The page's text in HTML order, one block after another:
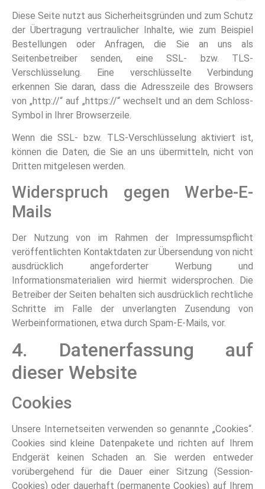
Diese Seite nutzt aus Sicherheitsgründen und zum Schutz
der Übertragung vertraulicher Inhalte, wie zum Beispiel
Bestellungen oder Anfragen, die Sie an uns als
Seitenbetreiber senden, eine SSL- bzw. TLS-
Verschlüsselung. Eine verschlüsselte Verbindung
erkennen Sie daran, dass die Adresszeile des Browsers
von „http://“ auf „https://“ wechselt und an dem Schloss-
Symbol in Ihrer Browserzeile.
Wenn die SSL- bzw. TLS-Verschlüsselung aktiviert ist,
können die Daten, die Sie an uns übermitteln, nicht von
Dritten mitgelesen werden.
Widerspruch gegen Werbe-E-
Mails
Der Nutzung von im Rahmen der Impressumspflicht
veröffentlichten Kontaktdaten zur Übersendung von nicht
ausdrücklich angeforderter Werbung und
Informationsmaterialien wird hiermit widersprochen. Die
Betreiber der Seiten behalten sich ausdrücklich rechtliche
Schritte im Falle der unverlangten Zusendung von
Werbeinformationen, etwa durch Spam-E-Mails, vor.
4. Datenerfassung auf
dieser Website
Cookies
Unsere Internetseiten verwenden so genannte „Cookies“.
Cookies sind kleine Datenpakete und richten auf Ihrem
Endgerät keinen Schaden an. Sie werden entweder
vorübergehend für die Dauer einer Sitzung (Session-
Cookies) oder dauerhaft (permanente Cookies) auf Ihrem